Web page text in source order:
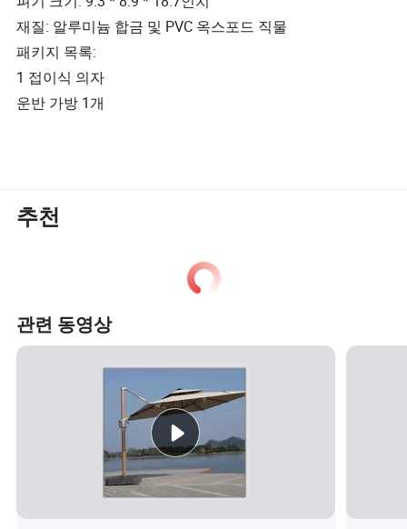
재질: 알루미늄 합금 및 PVC 옥스포드 직물
패키지 목록:
1 접이식 의자
운반 가방 1개
추천
관련 동영상